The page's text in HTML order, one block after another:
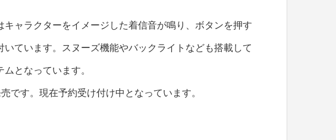
ャラクターをイメージした着信音が鳴り、ボタンを押す
ています。スヌーズ機能やバックライトなども搭載して
となっています。
です。現在予約受け付け中となっています。